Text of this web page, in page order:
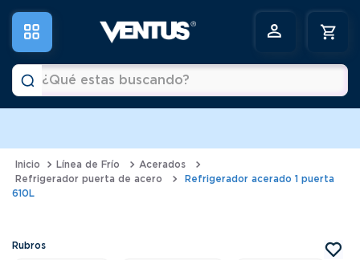
¿Qué estas buscando?
Línea de Frío
Acerados
Refrigerador puerta de acero
Refrigerador acerado 1 puerta
610L
1.
horno